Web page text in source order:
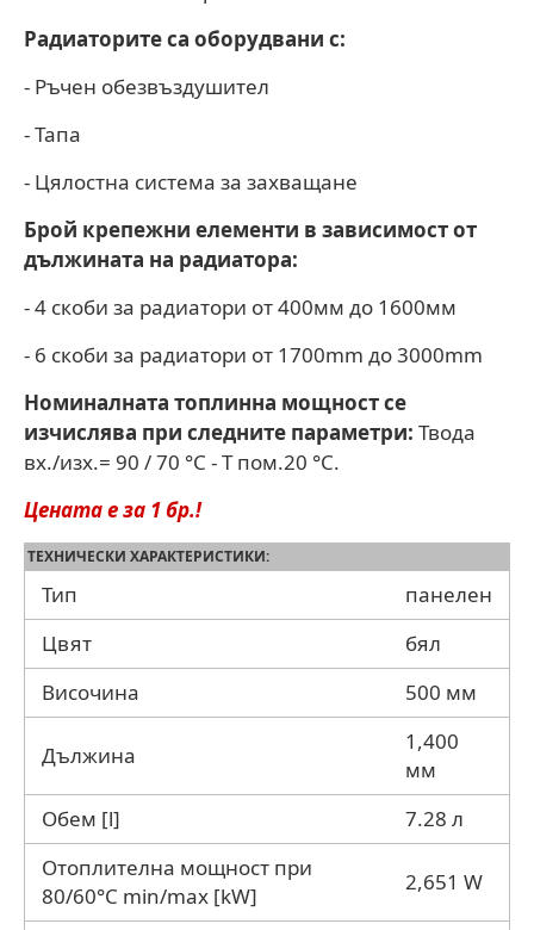
Радиаторите са оборудвани с:
- Ръчен обезвъздушител
- Тапа
- Цялостна система за захващане
Брой крепежни елементи в зависимост от
дължината на радиатора:
- 4 скоби за радиатори от 400мм до 1600мм
- 6 скоби за радиатори от 1700mm до 3000mm
Номиналната топлинна мощност се
изчислява при следните параметри: Твода
вх./изх.= 90 / 70 °С - Т пом.20 °С.
Цената е за 1 бр.!
ТЕХНИЧЕСКИ ХАРАКТЕРИСТИКИ:
Тип
панелен
Цвят
бял
Височина
500 мм
Дължина
1,400
мм
Обем [l]
7.28 л
Отоплителна мощност при
80/60°С min/max [kW]
2,651 W